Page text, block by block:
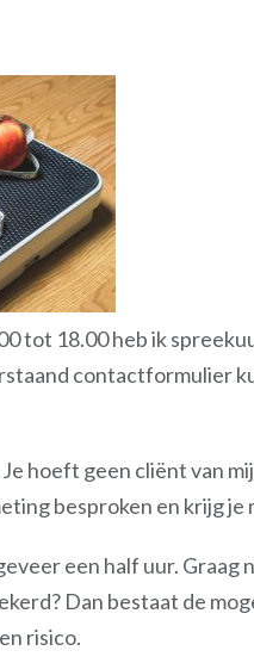
tot 18.00 heb ik
contactformulier
hoeft geen cliënt van
besproken en krijg je
een half uur. Graag
Dan bestaat de
risico.